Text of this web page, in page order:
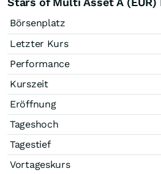
Börsenplatz
Letzter Kurs
Performance
Kurszeit
Eröffnung
Tageshoch
Tagestief
Vortageskurs